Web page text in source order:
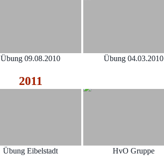
Übung 09.08.2010 Übung 04.03.2010
2011
Übung Eibelstadt HvO Gruppe